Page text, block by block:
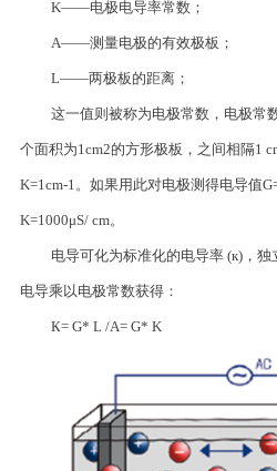
K——电极电导率常数；
A——测量电极的有效极板；
L——两极板的距离；
这一值则被称为电极常数，电极常
个面积为1cm2的方形极板，之间相隔1
K=1cm-1。如果用此对电极测得电导值
K=1000μS/ cm。
电导可化为标准化的电导率 (к)，
电导乘以电极常数获得：
К= G* L /A= G* K